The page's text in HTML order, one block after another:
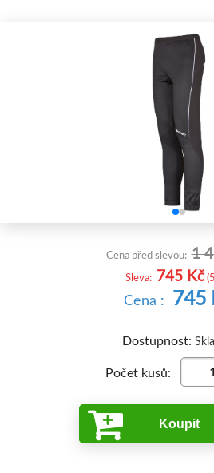
Cena před slevou:1
Sleva: 745 Kč
Cena : 745
Dostupnost:
Počet kusů:
Koupit